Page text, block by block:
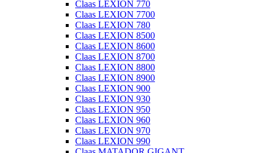
Claas LEXION 770
Claas LEXION 7700
Claas LEXION 780
Claas LEXION 8500
Claas LEXION 8600
Claas LEXION 8700
Claas LEXION 8800
Claas LEXION 8900
Claas LEXION 900
Claas LEXION 930
Claas LEXION 950
Claas LEXION 960
Claas LEXION 970
Claas LEXION 990